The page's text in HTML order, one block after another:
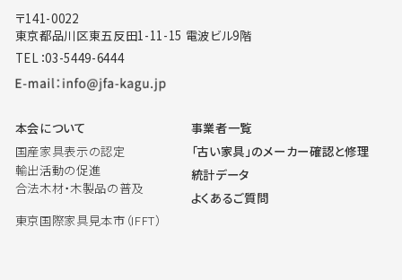
〒141-0022
東京都品川区東五反田1-11-15 電波ビル9階
TEL：03-5449-6444
本会について
国産家具表示の認定
輸出活動の促進
合法木材・木製品の普及
東京国際家具見本市（IFFT）
事業者一覧
「古い家具」のメーカー確認と修理
統計データ
よくあるご質問